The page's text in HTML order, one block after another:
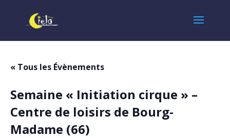
« Tous les Évènements
Semaine « Initiation cirque » –
Centre de loisirs de Bourg-
Madame (66)